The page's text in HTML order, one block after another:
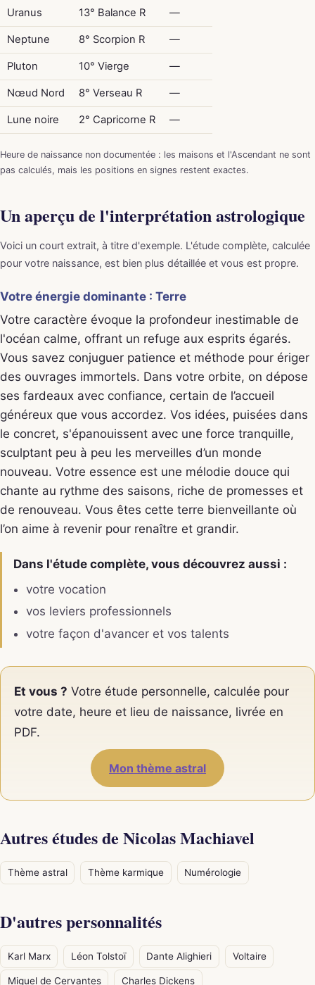
Uranus 13° Balance R —
Neptune 8° Scorpion R —
Pluton 10° Vierge —
Nœud Nord 8° Verseau R —
Lune noire 2° Capricorne R —
Heure de naissance non documentée : les maisons et l'Ascendant ne sont
pas calculés, mais les positions en signes restent exactes.
Un aperçu de l'interprétation astrologique
Voici un court extrait, à titre d'exemple. L'étude complète, calculée
pour votre naissance, est bien plus détaillée et vous est propre.
Votre énergie dominante : Terre
Votre caractère évoque la profondeur inestimable de
l'océan calme, offrant un refuge aux esprits égarés.
Vous savez conjuguer patience et méthode pour ériger
des ouvrages immortels. Dans votre orbite, on dépose
ses fardeaux avec confiance, certain de l’accueil
généreux que vous accordez. Vos idées, puisées dans
le concret, s'épanouissent avec une force tranquille,
sculptant peu à peu les merveilles d’un monde
nouveau. Votre essence est une mélodie douce qui
chante au rythme des saisons, riche de promesses et
de renouveau. Vous êtes cette terre bienveillante où
l’on aime à revenir pour renaître et grandir.
Dans l'étude complète, vous découvrez aussi :
votre vocation
vos leviers professionnels
votre façon d'avancer et vos talents
Et vous ? Votre étude personnelle, calculée pour
votre date, heure et lieu de naissance, livrée en
PDF.
Mon thème astral
Autres études de Nicolas Machiavel
Thème astral Thème karmique Numérologie
D'autres personnalités
Karl Marx Léon Tolstoï Dante Alighieri Voltaire
Miguel de Cervantes Charles Dickens